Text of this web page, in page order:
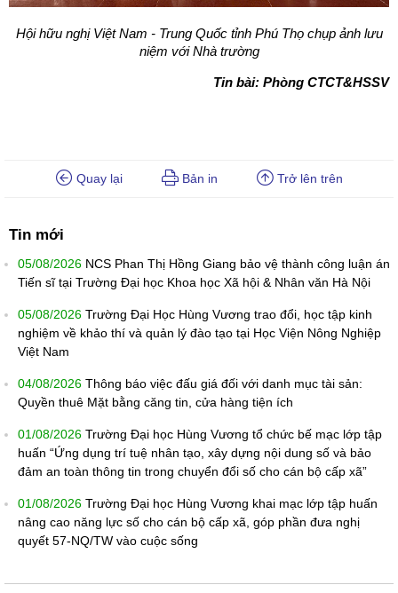
Hộihữu nghị Việt Nam - Trung Quốc tỉnh Phú Thọchụp ảnh lưu
niệm vớiNhà trường
Tin bài: Phòng CTCT&HSSV
Quay lại Bản in Trở lên trên
Tin mới
05/08/2026 NCS Phan Thị Hồng Giang bảo vệ thành công luận án
Tiến sĩ tại Trường Đại học Khoa học Xã hội & Nhân văn Hà Nội
05/08/2026 Trường Đại Học Hùng Vương trao đổi, học tập kinh
nghiệm về khảo thí và quản lý đào tạo tại Học Viện Nông Nghiệp
Việt Nam
04/08/2026 Thông báo việc đấu giá đối với danh mục tài sản:
Quyền thuê Mặt bằng căng tin, cửa hàng tiện ích
01/08/2026 Trường Đại học Hùng Vương tổ chức bế mạc lớp tập
huấn “Ứng dụng trí tuệ nhân tạo, xây dựng nội dung số và bảo
đảm an toàn thông tin trong chuyển đổi số cho cán bộ cấp xã”
01/08/2026 Trường Đại học Hùng Vương khai mạc lớp tập huấn
nâng cao năng lực số cho cán bộ cấp xã, góp phần đưa nghị
quyết 57-NQ/TW vào cuộc sống